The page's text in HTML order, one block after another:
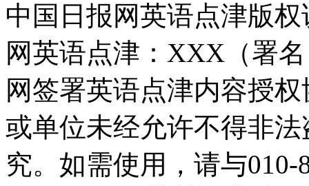
中国日报网英语点津版
网英语点津：XXX（署
网签署英语点津内容授
或单位未经允许不得非
究。如需使用，请与010-